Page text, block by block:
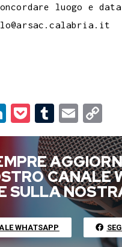
luogo e
L
i
n
k
e
I
o
c
k
e
T
u
m
b
l
E
m
a
i
l
o
p
y
L
i
n
CANALE
SULLA
WHATSAPP